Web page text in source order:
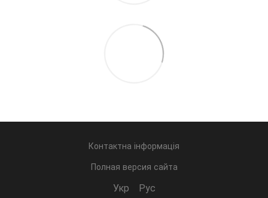
Контактна інформація
Полная версия сайта
Укр Рус